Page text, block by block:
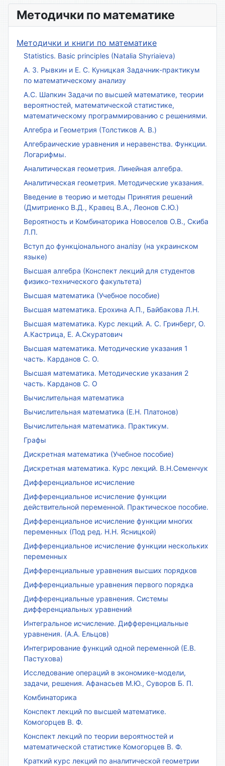
Методички по математике
Методички и книги по математике
Statistics. Basic principles (Natalia Shyriaieva)
А. З. Рывкин и Е. С. Куницкая Задачник-практикум
по математическому анализу
А.С. Шапкин Задачи по высшей математике, теории
вероятностей, математической статистике,
математическому программированию с решениями.
Алгебра и Геометрия (Толстиков А. В.)
Алгебраические уравнения и неравенства. Функции.
Логарифмы.
Аналитическая геометрия. Линейная алгебра.
Аналитическая геометрия. Методические указания.
Введение в теорию и методы Принятия решений
(Дмитриенко В.Д., Кравец В.А., Леонов С.Ю.)
Вероятность и Комбинаторика Новоселов О.В., Скиба
Л.П.
Вступ до функціонального аналізу (на украинском
языке)
Высшая алгебра (Конспект лекций для студентов
физико-технического факультета)
Высшая математика (Учебное пособие)
Высшая математика. Ерохина А.П., Байбакова Л.Н.
Высшая математика. Курс лекций. А. С. Гринберг, О.
А.Кастрица, Е. А.Скуратович
Высшая математика. Методические указания 1
часть. Карданов С. О.
Высшая математика. Методические указания 2
часть. Карданов С. О
Вычислительная математика
Вычислительная математика (Е.Н. Платонов)
Вычислительная математика. Практикум.
Графы
Дискретная математика (Учебное пособие)
Дискретная математика. Курс лекций. В.Н.Семенчук
Дифференциальное исчисление
Дифференциальное исчисление функции
действительной переменной. Практическое пособие.
Дифференциальное исчисление функции многих
переменных (Под ред. Н.Н. Ясницкой)
Дифференциальное исчисление функции нескольких
переменных
Дифференциальные уравнения высших порядков
Дифференциальные уравнения первого порядка
Дифференциальные уравнения. Системы
дифференциальных уравнений
Интегральное исчисление. Дифференциальные
уравнения. (А.А. Ельцов)
Интегрирование функций одной переменной (Е.В.
Пастухова)
Исследование операций в экономике-модели,
задачи, решения. Афанасьев М.Ю., Суворов Б. П.
Комбинаторика
Конспект лекций по высшей математике.
Комогорцев В. Ф.
Конспект лекций по теории вероятностей и
математической статистике Комогорцев В. Ф.
Краткий курс лекций по аналитической геометрии